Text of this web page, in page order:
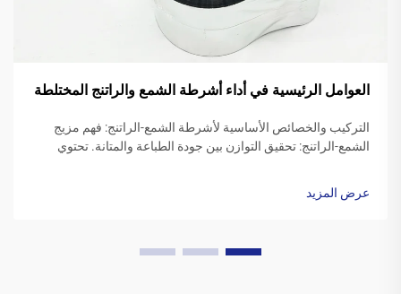
العوامل الرئيسية في أداء أشرطة الشمع والراتنج المختلطة
التركيب والخصائص الأساسية لأشرطة الشمع-الراتنج: فهم مزيج
الشمع-الراتنج: تحقيق التوازن بين جودة الطباعة والمتانة. تحتوي
والراتنج بين 20 إلى ...
عرض المزيد